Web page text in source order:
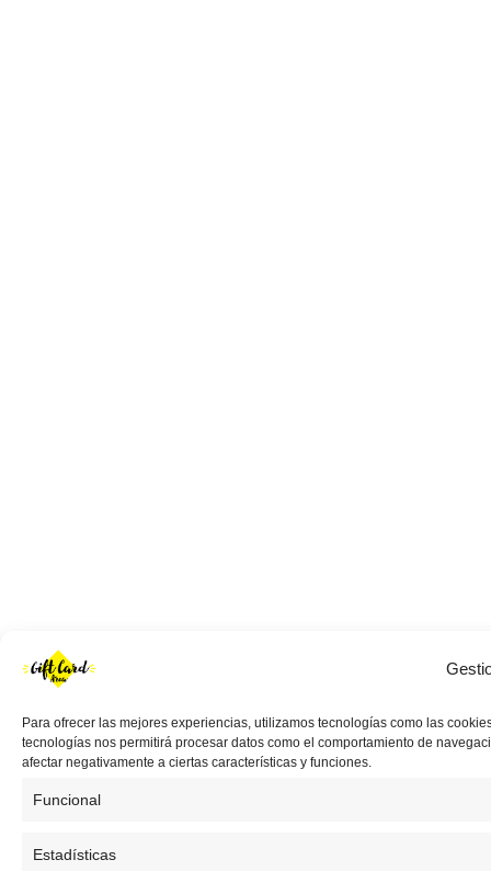
Para ofrecer las mejores experiencias, utilizamos tecnologías como las
tecnologías nos permitirá procesar datos como el comportamiento de
afectar negativamente a ciertas características y funciones.
Funcional
Estadísticas